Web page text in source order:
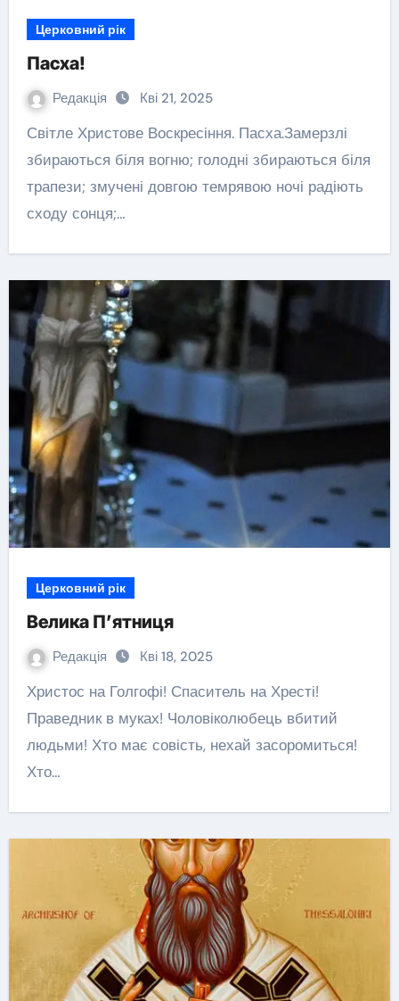
Церковний рік
Пасха!
Редакція Кві 21, 2025
Світле Христове Воскресіння. Пасха.Замерзлі
збираються біля вогню; голодні збираються біля
трапези; змучені довгою темрявою ночі радіють
сходу сонця;…
Церковний рік
Велика П’ятниця
Редакція Кві 18, 2025
Христос на Голгофі! Спаситель на Хресті!
Праведник в муках! Чоловіколюбець вбитий
людьми! Хто має совість, нехай засоромиться!
Хто…